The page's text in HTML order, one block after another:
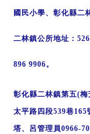
國民小學、彰化縣二
二林鎮公所地址：
896 9906。
彰化縣二林鎮第五(
太平路四段539巷
塔、呂管理員0966-